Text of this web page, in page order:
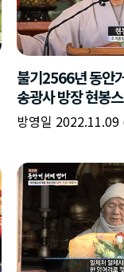
불기2566년 동안
송광사 방장 현봉
방영일 2022.11.09